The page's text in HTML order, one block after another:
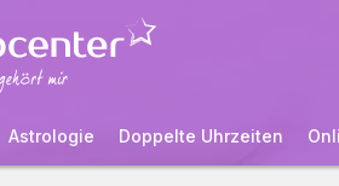
Astrologie Doppelte Uhrzeiten